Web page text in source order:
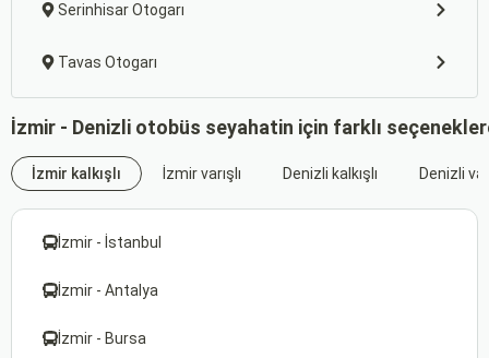
Serinhisar Otogarı
Tavas Otogarı
İzmir - Denizli otobüs seyahatin için farklı
İzmir kalkışlı İzmir varışlı Denizli kalkışlı Denizli
İzmir - İstanbul
İzmir - Antalya
İzmir - Bursa